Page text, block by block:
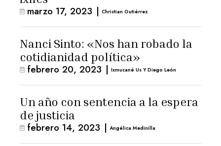
marzo 17, 2023 | Christian Gutiérrez
Nanci Sinto: «Nos han robado la
cotidianidad política»
febrero 20, 2023 | Ixmucané Us Y Diego León
Un año con sentencia a la espera
de justicia
febrero 14, 2023 | Angélica Medinilla